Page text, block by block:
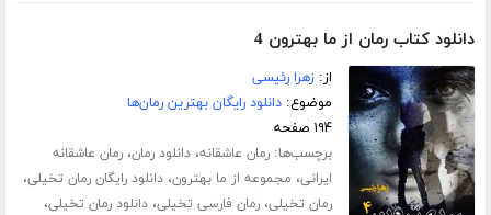
دانلود کتاب رمان از ما بهترون 4
از:زهرا رئیسی
موضوع:دانلود رایگان بهترین رمان‌ها
۱۹۴ صفحه
برچسب‌ها:رمان عاشقانه،دانلود رمان،رمان عاشقانه
ایرانی، مجموعه از ما بهترون،دانلود رایگان رمان تخیلی،
رمان تخیلی،رمان فارسی تخیلی،دانلود رمان تخیلی،